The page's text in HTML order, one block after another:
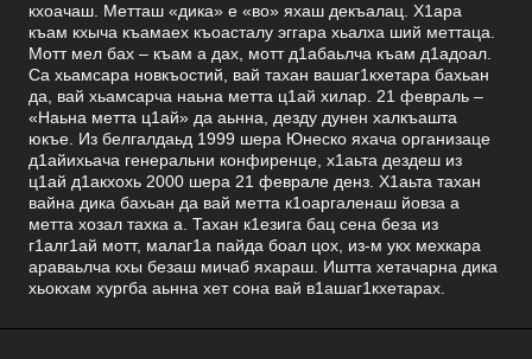
кхоачаш. Метташ «дика» е «во» яхаш декъалац. Х1ара
къам кхыча къамаех къоасталу эггара хьалха ший меттаца.
Мотт мел бах – къам а дах, мотт д1абаьлча къам д1адоал.
Са хьамсара новкъостий, вай тахан вашаг1кхетара бахьан
да, вай хьамсарча наьна метта ц1ай хилар. 21 февраль –
«Наьна метта ц1ай» да аьнна, дезду дунен халкъашта
юкъе. Из белгалдаьд 1999 шера Юнеско яхача организаце
д1айихьача генеральни конфиренце, х1аьта дездеш из
ц1ай д1акхохь 2000 шера 21 феврале денз. Х1аьта тахан
вайна дика бахьан да вай метта к1оаргаленаш йовза а
метта хозал тахка а. Тахан к1езига бац сена беза из
г1алг1ай мотт, малаг1а пайда боал цох, из-м укх мехкара
араваьлча кхы безаш мичаб яхараш. Иштта хетачарна дика
хьокхам хургба аьнна хет сона вай в1ашаг1кхетарах.